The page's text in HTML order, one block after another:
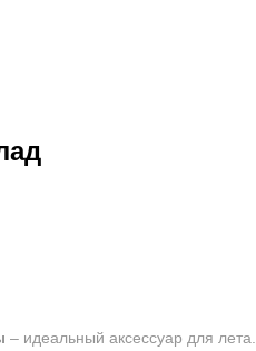
– идеальный аксессуар для лета.